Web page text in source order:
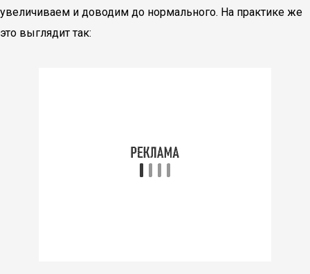
увеличиваем и доводим до нормального. На практике же
это выглядит так: